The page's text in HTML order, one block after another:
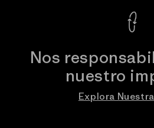
Nos
nuestro
Explora